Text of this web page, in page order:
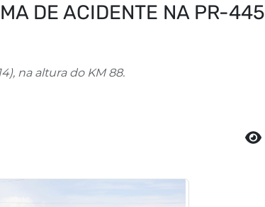
DE ACIDENTE NA PR-445
na altura do KM 88.